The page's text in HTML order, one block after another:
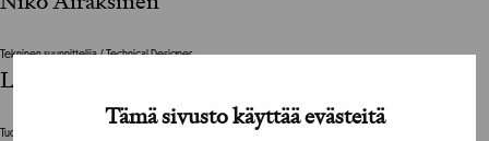
Tämä sivusto käyttää evästeitä
Tekninen suunnittelija / Technical Designer
Lauri Kainulainen
Tuotantoyhtiö / Production House